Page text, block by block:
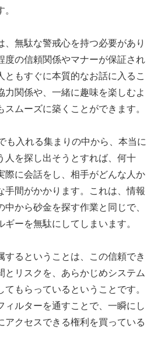
、無駄な警戒心を持つ必要があり
度の信頼関係やマナーが保証され
ともすぐに本質的なお話に入るこ
力関係や、一緒に趣味を楽しむよ
スムーズに築くことができます。
も入れる集まりの中から、本当に
人を探し出そうとすれば、何十
際に会話をし、相手がどんな人か
手間がかかります。これは、情報
から砂金を探す作業と同じで、
ーを無駄にしてしまいます。
するということは、この信頼でき
とリスクを、あらかじめシステム
もらっているということです。
ィルターを通すことで、一瞬にし
アクセスできる権利を買っている